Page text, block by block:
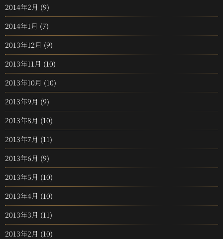
2014年2月 (9)
2014年1月 (7)
2013年12月 (9)
2013年11月 (10)
2013年10月 (10)
2013年9月 (9)
2013年8月 (10)
2013年7月 (11)
2013年6月 (9)
2013年5月 (10)
2013年4月 (10)
2013年3月 (11)
2013年2月 (10)